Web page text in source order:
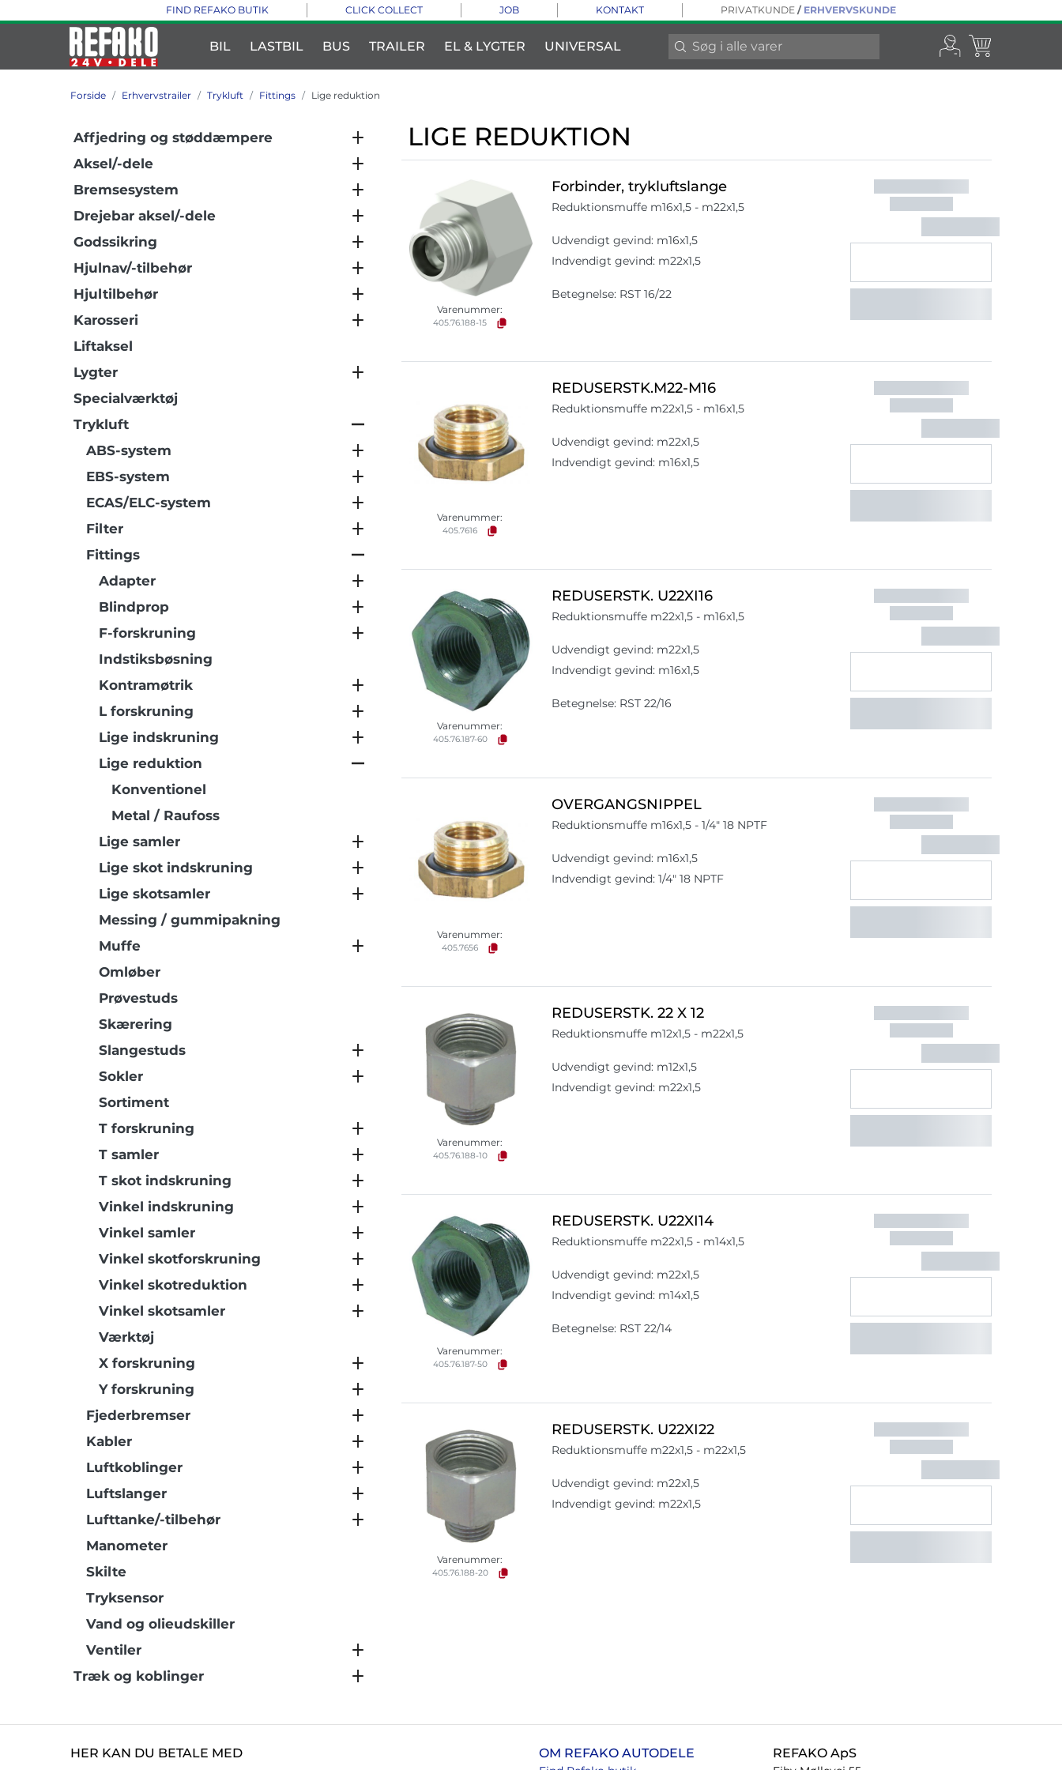
FIND REFAKO BUTIK CLICK COLLECT JOB KONTAKT PRIVATKUNDE / ERHVERVSKUNDE
BIL LASTBIL BUS TRAILER EL & LYGTER UNIVERSAL
Forside Erhvervstrailer Trykluft Fittings Lige reduktion
Affjedring og støddæmpere
Aksel/-dele
Bremsesystem
Drejebar aksel/-dele
Godssikring
Hjulnav/-tilbehør
Hjultilbehør
Karosseri
Liftaksel
Lygter
Specialværktøj
Trykluft
ABS-system
EBS-system
ECAS/ELC-system
Filter
Fittings
Adapter
Blindprop
F-forskruning
Indstiksbøsning
Kontramøtrik
L forskruning
Lige indskruning
Lige reduktion
Konventionel
Metal / Raufoss
Lige samler
Lige skot indskruning
Lige skotsamler
Messing / gummipakning
Muffe
Omløber
Prøvestuds
Skærering
Slangestuds
Sokler
Sortiment
T forskruning
T samler
T skot indskruning
Vinkel indskruning
Vinkel samler
Vinkel skotforskruning
Vinkel skotreduktion
Vinkel skotsamler
Værktøj
X forskruning
Y forskruning
Fjederbremser
Kabler
Luftkoblinger
Luftslanger
Lufttanke/-tilbehør
Manometer
Skilte
Tryksensor
Vand og olieudskiller
Ventiler
Træk og koblinger
LIGE REDUKTION
Varenummer:
405.76.188-15
Forbinder, trykluftslange
Reduktionsmuffe m16x1,5 - m22x1,5
Udvendigt gevind: m16x1,5
Indvendigt gevind: m22x1,5
Betegnelse: RST 16/22
Varenummer:
405.7616
REDUSERSTK.M22-M16
Reduktionsmuffe m22x1,5 - m16x1,5
Udvendigt gevind: m22x1,5
Indvendigt gevind: m16x1,5
Varenummer:
405.76.187-60
REDUSERSTK. U22XI16
Reduktionsmuffe m22x1,5 - m16x1,5
Udvendigt gevind: m22x1,5
Indvendigt gevind: m16x1,5
Betegnelse: RST 22/16
Varenummer:
405.7656
OVERGANGSNIPPEL
Reduktionsmuffe m16x1,5 - 1/4" 18 NPTF
Udvendigt gevind: m16x1,5
Indvendigt gevind: 1/4" 18 NPTF
Varenummer:
405.76.188-10
REDUSERSTK. 22 X 12
Reduktionsmuffe m12x1,5 - m22x1,5
Udvendigt gevind: m12x1,5
Indvendigt gevind: m22x1,5
Varenummer:
405.76.187-50
REDUSERSTK. U22XI14
Reduktionsmuffe m22x1,5 - m14x1,5
Udvendigt gevind: m22x1,5
Indvendigt gevind: m14x1,5
Betegnelse: RST 22/14
Varenummer:
405.76.188-20
REDUSERSTK. U22XI22
Reduktionsmuffe m22x1,5 - m22x1,5
Udvendigt gevind: m22x1,5
Indvendigt gevind: m22x1,5
HER KAN DU BETALE MED OM REFAKO AUTODELE REFAKO ApS